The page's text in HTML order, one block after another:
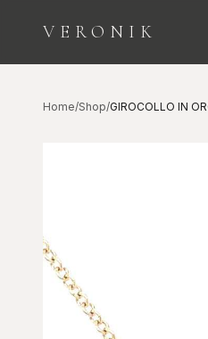
VERONIK
Orologi
COLLEZIONE
SEGNATEMPO
Home/Shop/GIROCOLLO IN